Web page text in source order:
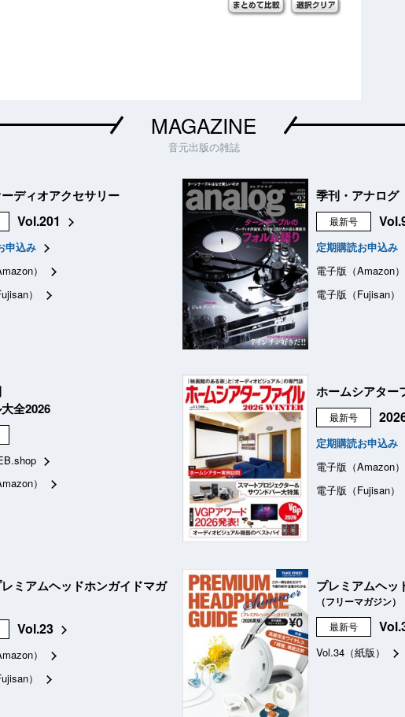
MAGAZINE
音元出版の雑誌
ディオアクセサリー
Vol.201
申込み
）
）
季刊・アナログ
最新号
定期購読お申込み
電子版（Amazon）
電子版（Fujisan）
全2026
）
ホームシアター
最新号
定期購読お申込み
電子版（Amazon）
電子版（Fujisan）
ミアムヘッドホンガイドマガ
Vol.23
）
）
プレミアムヘッ
（フリーマガジン）
最新号
Vol.34（紙版）